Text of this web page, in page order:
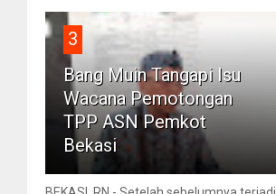
3
Bang Muin Tangapi Isu
Wacana Pemotongan
TPP ASN Pemkot
Bekasi